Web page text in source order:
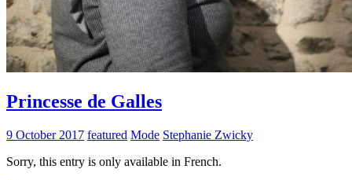
Princesse de Galles
9 October 2017 featured Mode Stephanie Zwicky
Sorry, this entry is only available in French.